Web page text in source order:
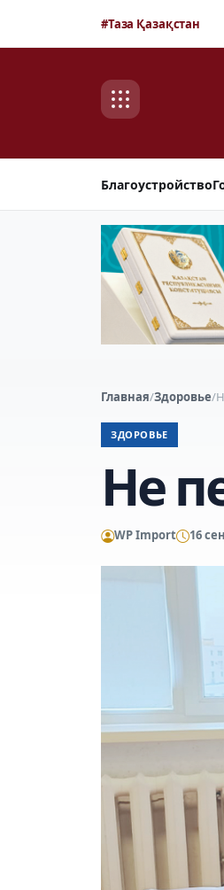
#Таза Қазақстан
Благоустройство
Главная/Здоровье/
ЗДОРОВЬЕ
Не
WP Import 16